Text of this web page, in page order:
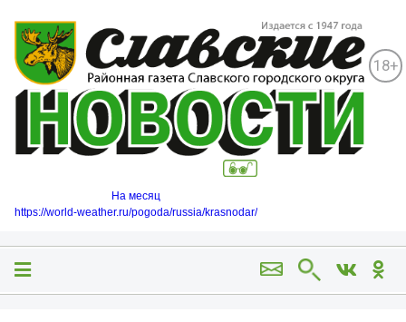
18+
На месяц
https://world-weather.ru/pogoda/russia/krasnodar/